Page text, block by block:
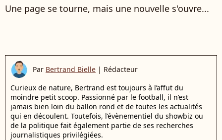
Une page se tourne, mais une nouvelle s'ouvre...
Par Bertrand Bielle | Rédacteur
Curieux de nature, Bertrand est toujours à l’affut du
moindre petit scoop. Passionné par le football, il n’est
jamais bien loin du ballon rond et de toutes les actualités
qui en découlent. Toutefois, l’évènementiel du showbiz ou
de la politique fait également partie de ses recherches
journalistiques privilégiées.